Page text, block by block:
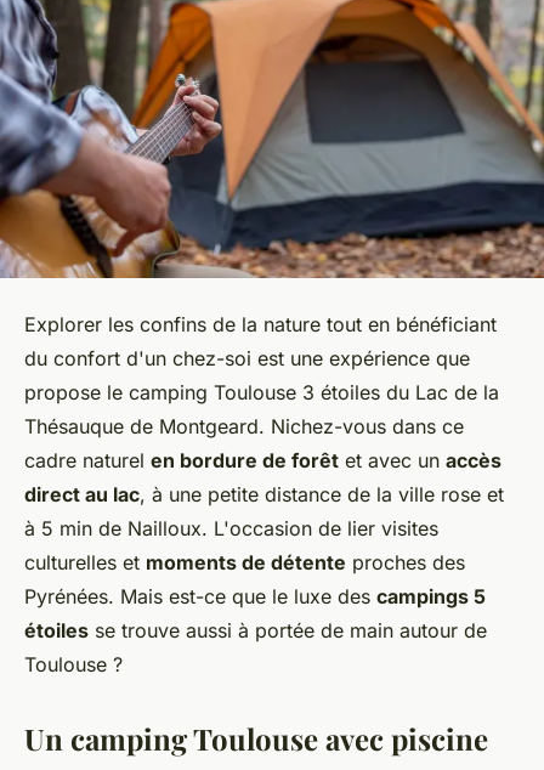
Explorer les confins de la nature tout en bénéficiant
du confort d'un chez-soi est une expérience que
propose le camping Toulouse 3 étoiles du Lac de la
Thésauque de Montgeard. Nichez-vous dans ce
cadre naturel en bordure de forêt et avec un accès
direct au lac, à une petite distance de la ville rose et
à 5 min de Nailloux. L'occasion de lier visites
culturelles et moments de détente proches des
Pyrénées. Mais est-ce que le luxe des campings 5
étoiles se trouve aussi à portée de main autour de
Toulouse ?
Un camping Toulouse avec piscine